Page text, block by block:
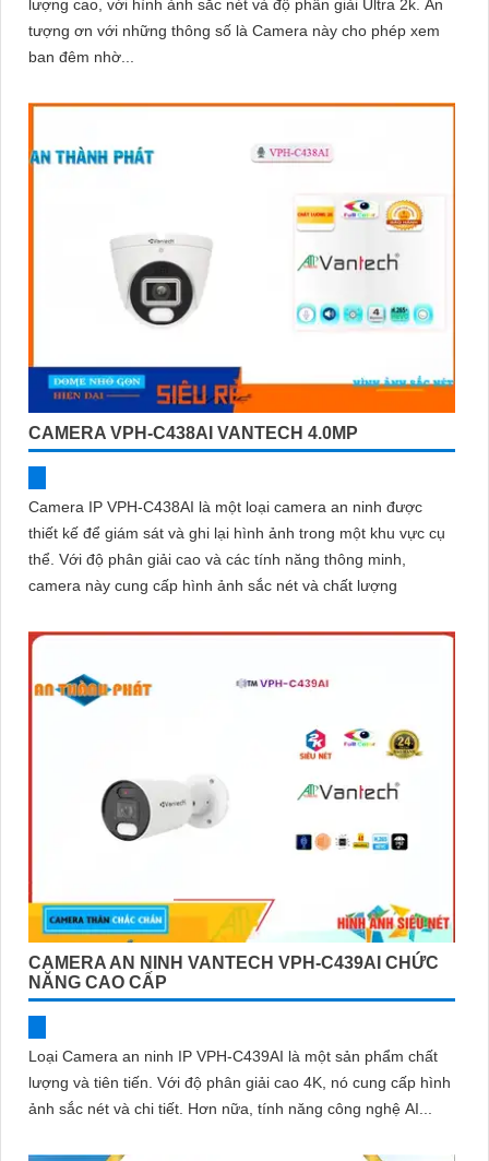
lượng cao, với hình ảnh sắc nét và độ phân giải Ultra 2k. Ấn
tượng ơn với những thông số là Camera này cho phép xem
ban đêm nhờ...
CAMERA VPH-C438AI VANTECH 4.0MP
Camera IP VPH-C438AI là một loại camera an ninh được
thiết kế để giám sát và ghi lại hình ảnh trong một khu vực cụ
thể. Với độ phân giải cao và các tính năng thông minh,
camera này cung cấp hình ảnh sắc nét và chất lượng
CAMERA AN NINH VANTECH VPH-C439AI CHỨC
NĂNG CAO CẤP
Loại Camera an ninh IP VPH-C439AI là một sản phẩm chất
lượng và tiên tiến. Với độ phân giải cao 4K, nó cung cấp hình
ảnh sắc nét và chi tiết. Hơn nữa, tính năng công nghệ AI...